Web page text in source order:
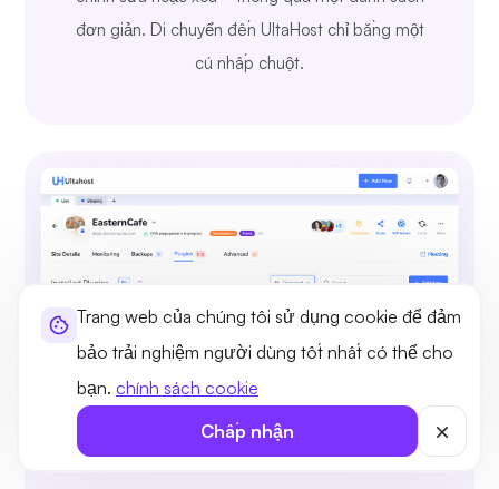
Trang web của chúng tôi sử dụng cookie để đảm
bảo trải nghiệm người dùng tốt nhất có thể cho
bạn. chính sách cookie
Chấp nhận
đơn giản. Di chuyển đến UltaHost chỉ bằng một
cú nhấp chuột.
Duyệt, Cài đặt và Quản lý Plugin